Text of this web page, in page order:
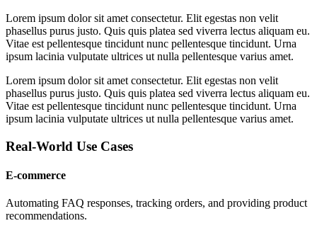
Lorem ipsum dolor sit amet consectetur. Elit egestas non velit
phasellus purus justo. Quis quis platea sed viverra lectus aliquam eu.
Vitae est pellentesque tincidunt nunc pellentesque tincidunt. Urna
ipsum lacinia vulputate ultrices ut nulla pellentesque varius amet.
Lorem ipsum dolor sit amet consectetur. Elit egestas non velit
phasellus purus justo. Quis quis platea sed viverra lectus aliquam eu.
Vitae est pellentesque tincidunt nunc pellentesque tincidunt. Urna
ipsum lacinia vulputate ultrices ut nulla pellentesque varius amet.
Real-World Use Cases
E-commerce
Automating FAQ responses, tracking orders, and providing product
recommendations.